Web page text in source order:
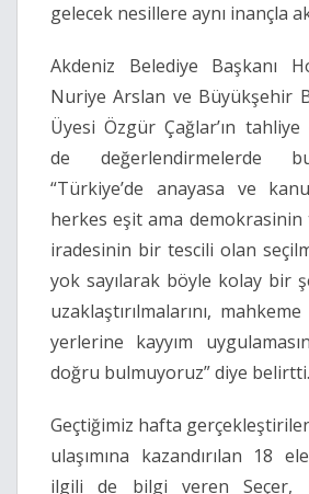
gelecek nesillere aynı inançla
Akdeniz Belediye Başkanı
Nuriye Arslan ve Büyükşehir
Üyesi Özgür Çağlar’ın
de değerlendirmelerde
“Türkiye’de anayasa ve
herkes eşit ama
iradesinin bir tescili olan
yok sayılarak böyle kolay bir
uzaklaştırılmalarını,
yerlerine kayyım
doğru bulmuyoruz” diye belirtti.
Geçtiğimiz hafta
ulaşımına kazandırılan 18
ilgili de bilgi veren Seçer,